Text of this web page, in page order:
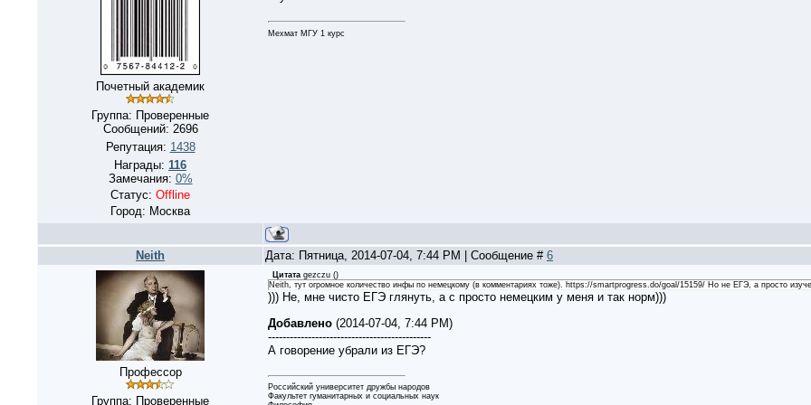
Почетный академик
Группа: Проверенные
Сообщений: 2696
Репутация: 1438
Награды: 116
Замечания: 0%
Статус: Offline
Город: Москва
Мехмат МГУ 1 курс
Neith Дата: Пятница, 2014-07-04, 7:44 PM | Сообщение # 6
Профессор
Группа: Проверенные
Цитата gezczu ()
Neith, тут огромное количество инфы по немецкому (в комментариях тоже). https://smartprogress.do/goal/15159/ Но не ЕГЭ, а просто
))) Не, мне чисто ЕГЭ глянуть, а с просто немецким у меня и так норм)))
Добавлено (2014-07-04, 7:44 PM)
---------------------------------------------
А говорение убрали из ЕГЭ?
Российский университет дружбы народов
Факультет гуманитарных и социальных наук